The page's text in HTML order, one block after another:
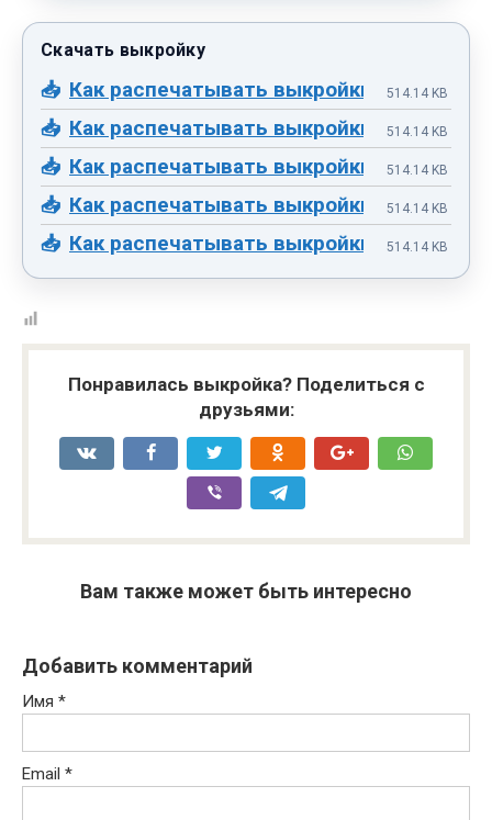
Как распечатывать выкройки.docx
514.14 KB
Как распечатывать выкройки.docx
514.14 KB
Как распечатывать выкройки.docx
514.14 KB
Как распечатывать выкройки.docx
514.14 KB
Как распечатывать выкройки.docx
514.14 KB
Понравилась выкройка? Поделиться с
друзьями:
Вам также может быть интересно
Добавить комментарий
Имя *
Email *